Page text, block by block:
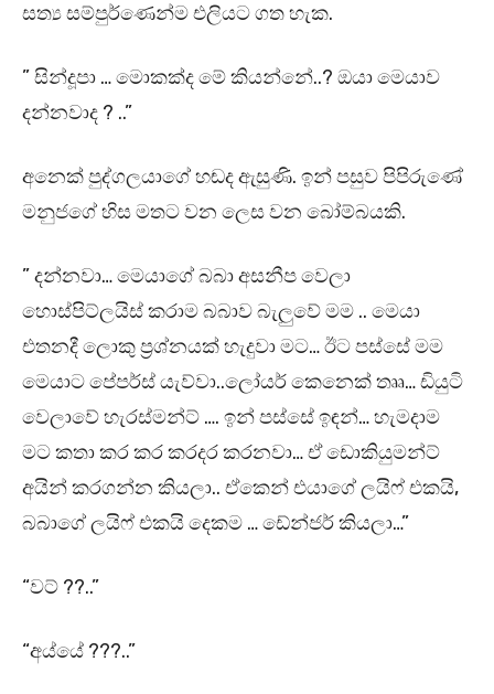
සත්‍ය සම්පුර්ණෙන්ම එලියට ගත හැක.
” සින්දූපා … මොකක්ද මේ කියන්නේ..? ඔයා මෙයාව
දන්නවාද ? ..”
අනෙක් පුද්ගලයාගේ හඬද ඇසුණි. ඉන් පසුව පිපිරුණේ
මනුජගේ හිස මතට වන ලෙස වන බෝම්බයකි.
” දන්නවා… මෙයාගේ බබා අසනීප වෙලා
හොස්පිට්ලයිස් කරාම බබාව බැලුවේ මම .. මෙයා
එතනදී ලොකු ප්‍රශ්නයක් හැදුවා මට… ඊට පස්සේ මම
මෙයාට පේපර්ස් යැව්වා..ලෝයර් කෙනෙක් තෲ… ඩියුටි
වෙලාවේ හැරස්මන්ට් …. ඉන් පස්සේ ඉඳන්… හැමදාම
මට කතා කර කර කරදර කරනවා… ඒ ඩොකියුමන්ට්
අයින් කරගන්න කියලා.. ඒකෙන් එයාගේ ලයිෆ්‍ එකයි,
බබාගේ ලයිෆ් එකයි දෙකම … ඩේන්ජර් කියලා…”
“වට් ??..”
“අය්යේ ???..”